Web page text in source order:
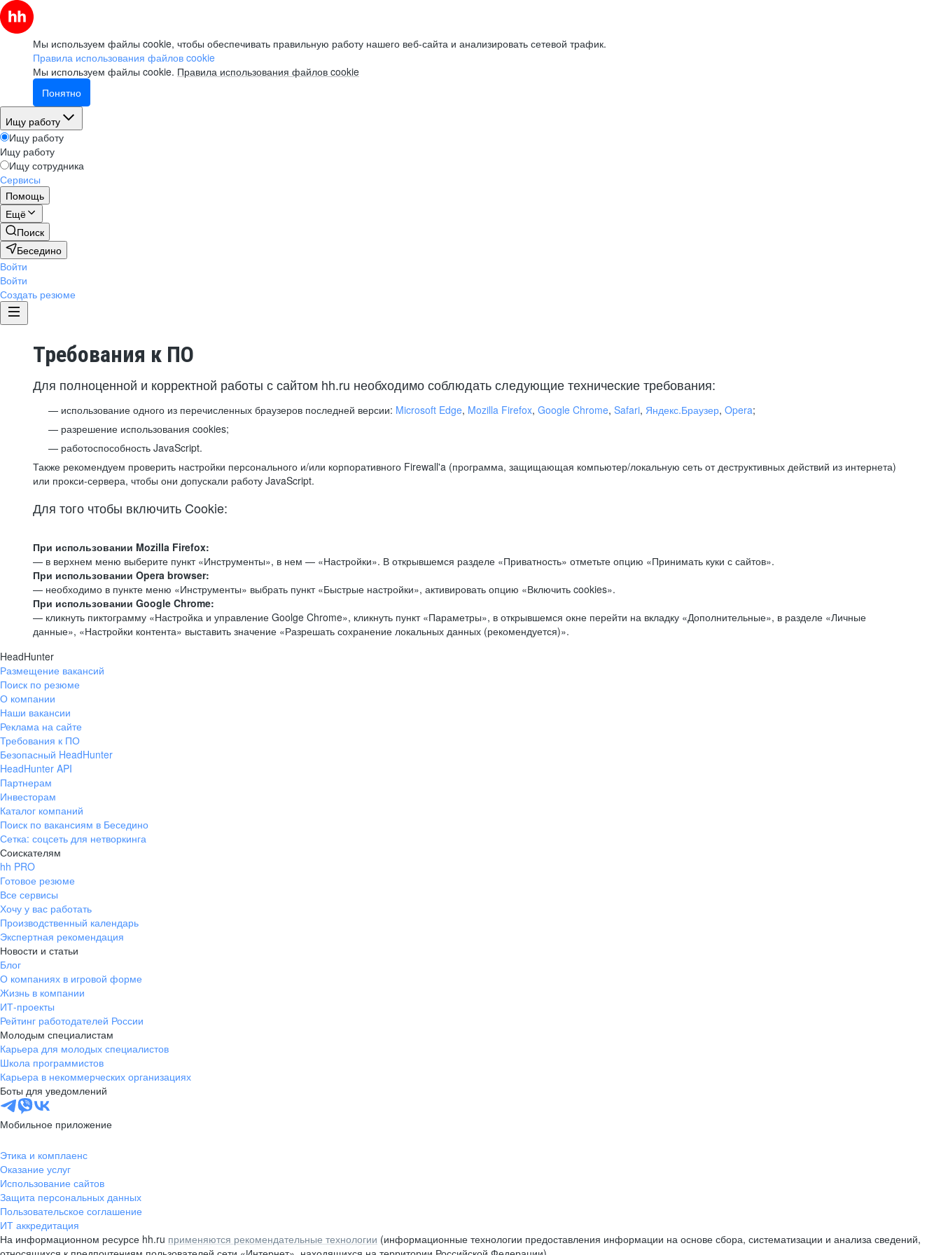
Мы используем файлы cookie, чтобы обеспечивать правильную работу нашего веб-сайта и анализировать сетевой трафик.
Правила использования файлов cookie
Мы используем файлы cookie. Правила использования файлов cookie
Понятно
Ищу работу
Ищу работу
Ищу работу
Ищу сотрудника
Сервисы
Помощь
Ещё
Поиск
Беседино
Войти
Войти
Создать резюме
Требования к ПО
Для полноценной и корректной работы с сайтом hh.ru необходимо соблюдать следующие технические требования:
использование одного из перечисленных браузеров последней версии: Microsoft Edge, Mozilla Firefox, Google Chrome, Safari, Яндекс.Браузер, Opera;
разрешение использования cookies;
работоспособность JavaScript.
Также рекомендуем проверить настройки персонального и/или корпоративного Firewall'a (программа, защищающая компьютер/локальную сеть от деструктивных действий из интернета)
или прокси-сервера, чтобы они допускали работу JavaScript.
Для того чтобы включить Cookie:
При использовании Mozilla Firefox:
— в верхнем меню выберите пункт «Инструменты», в нем — «Настройки». В открывшемся разделе «Приватность» отметьте опцию «Принимать куки с сайтов».
При использовании Opera browser:
— необходимо в пункте меню «Инструменты» выбрать пункт «Быстрые настройки», активировать опцию «Включить cookies».
При использовании Google Chrome:
— кликнуть пиктограмму «Настройка и управление Goolge Chrome», кликнуть пункт «Параметры», в открывшемся окне перейти на вкладку «Дополнительные», в разделе «Личные
данные», «Настройки контента» выставить значение «Разрешать сохранение локальных данных (рекомендуется)».
HeadHunter
Размещение вакансий
Поиск по резюме
О компании
Наши вакансии
Реклама на сайте
Требования к ПО
Безопасный HeadHunter
HeadHunter API
Партнерам
Инвесторам
Каталог компаний
Поиск по вакансиям в Беседино
Сетка: соцсеть для нетворкинга
Соискателям
hh PRO
Готовое резюме
Все сервисы
Хочу у вас работать
Производственный календарь
Экспертная рекомендация
Новости и статьи
Блог
О компаниях в игровой форме
Жизнь в компании
ИТ-проекты
Рейтинг работодателей России
Молодым специалистам
Карьера для молодых специалистов
Школа программистов
Карьера в некоммерческих организациях
Боты для уведомлений
Мобильное приложение
Этика и комплаенс
Оказание услуг
Использование сайтов
Защита персональных данных
Пользовательское соглашение
ИТ аккредитация
На информационном ресурсе hh.ru применяются рекомендательные технологии (информационные технологии предоставления информации на основе сбора, систематизации и анализа сведений,